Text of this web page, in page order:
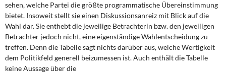
Rosa-Luxemburg-Stiftung
Über mich
Kontakt
sehen, welche Partei die größte programmatische Übereinstimmung
bietet. Insoweit stellt sie einen Diskussionsanreiz mit Blick auf die
Wahl dar. Sie enthebt die jeweilige Betrachterin bzw. den jeweiligen
Betrachter jedoch nicht, eine eigenständige Wahlentscheidung zu
treffen. Denn die Tabelle sagt nichts darüber aus, welche Wertigkeit
dem Politikfeld generell beizumessen ist. Auch enthält die Tabelle
keine Aussage über die